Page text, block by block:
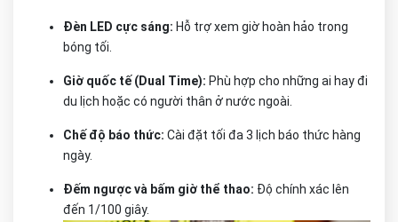
Đèn LED cực sáng: Hỗ trợ xem giờ hoàn hảo trong
bóng tối.
Giờ quốc tế (Dual Time): Phù hợp cho những ai hay đi
du lịch hoặc có người thân ở nước ngoài.
Chế độ báo thức: Cài đặt tối đa 3 lịch báo thức hàng
ngày.
Đếm ngược và bấm giờ thể thao: Độ chính xác lên
đến 1/100 giây.